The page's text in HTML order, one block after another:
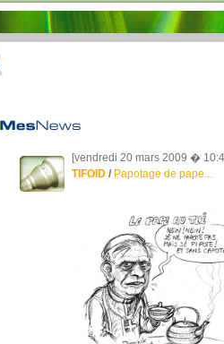
[vendredi 20 mars 2009 �
TIFOID/ Papotage de pape...